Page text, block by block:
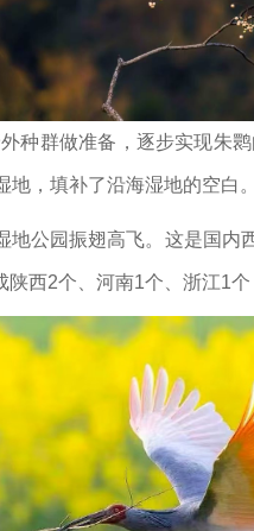
种群做准备，逐步实现朱
，填补了沿海湿地的空白。
公园振翅高飞。这是国内
西2个、河南1个、浙江1个